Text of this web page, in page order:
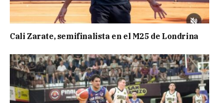
Cali Zarate, semifinalista en el M25 de Londrina